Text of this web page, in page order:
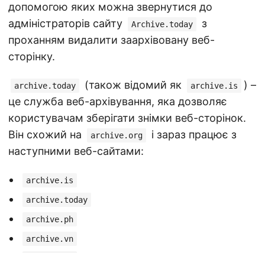
допомогою яких можна звернутися до
адміністраторів сайту
Archive.today
з
проханням видалити заархівовану веб-
сторінку.
archive.today (також відомий як archive.is
) –
це служба веб-архівування, яка дозволяє
користувачам зберігати знімки веб-сторінок.
Він схожий на
archive.org
і зараз працює з
наступними веб-сайтами:
archive.is
archive.today
archive.ph
archive.vn